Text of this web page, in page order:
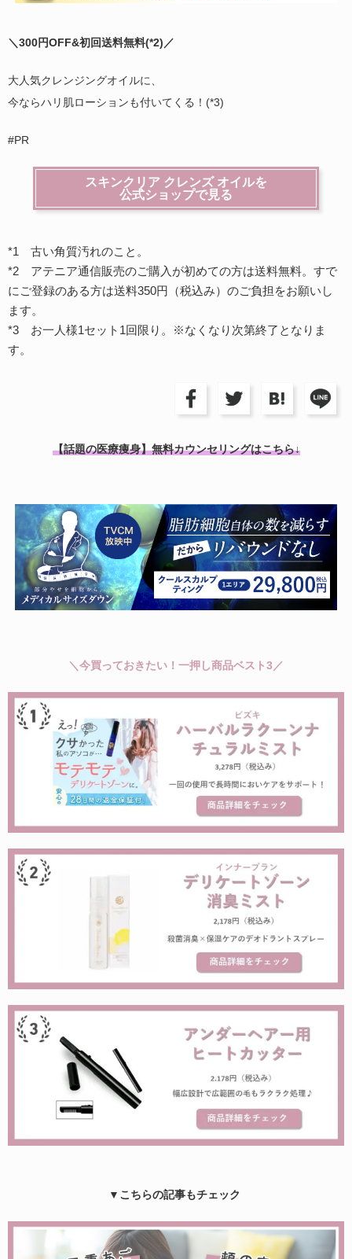
＼300円OFF&初回送料無料(*2) ／
大人気クレンジングオイルに、
今ならハリ肌ローションも付いてくる！(*3)
#PR
スキンクリア クレンズ オイルを
公式ショップで見る
*1 古い角質汚れのこと。
*2 アテニア通信販売のご購入が初めての方は送料無料。すで
にご登録のある方は送料350円（税込み）のご負担をお願いし
ます。
*3 お一人様1セット1回限り。※なくなり次第終了となりま
す。
【話題の医療痩身】無料カウンセリングはこちら↓
＼今買っておきたい！一押し商品ベスト3／
▼こちらの記事もチェック